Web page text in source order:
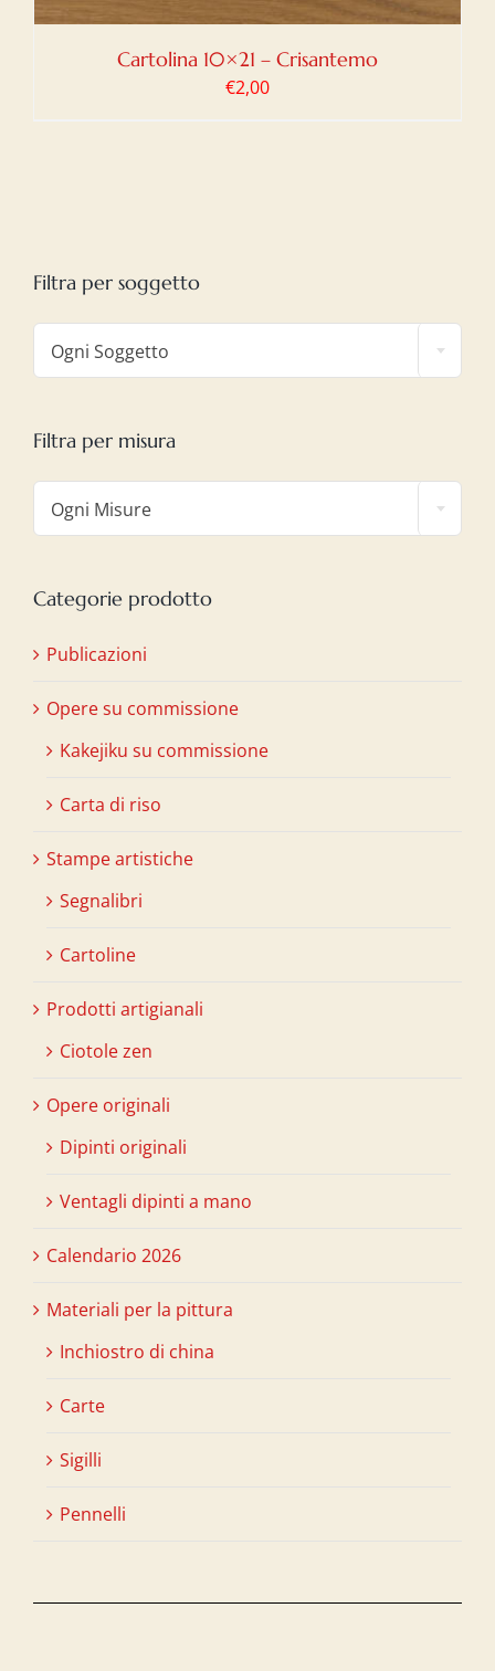
Cartolina 10×21 – Crisantemo
€2,00
Filtra per soggetto
Ogni Soggetto
Filtra per misura
Ogni Misure
Categorie prodotto
Publicazioni
Opere su commissione
Kakejiku su commissione
Carta di riso
Stampe artistiche
Segnalibri
Cartoline
Prodotti artigianali
Ciotole zen
Opere originali
Dipinti originali
Ventagli dipinti a mano
Calendario 2026
Materiali per la pittura
Inchiostro di china
Carte
Sigilli
Pennelli